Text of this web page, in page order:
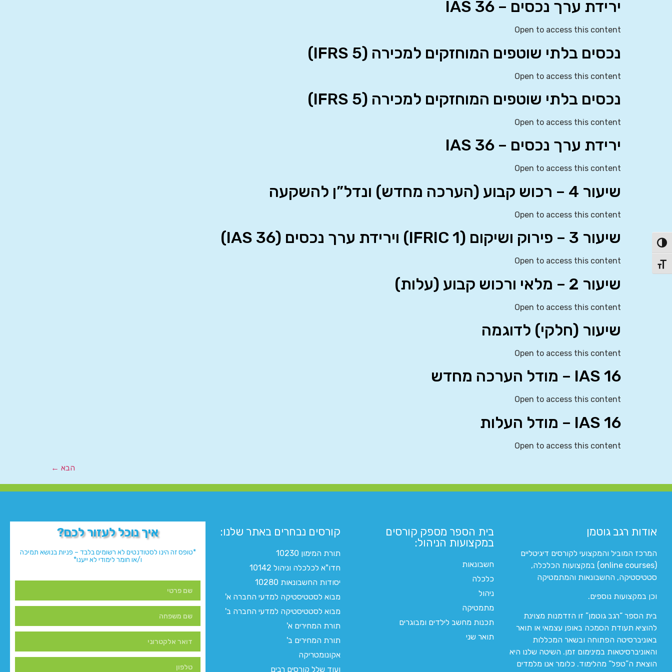
הפעל/כבה ניגודיות גבוהה
מתג גודל גופן
ירידת ערך נכסים – IAS 36
Open to access this content
נכסים בלתי שוטפים המוחזקים למכירה (IFRS 5)
Open to access this content
נכסים בלתי שוטפים המוחזקים למכירה (IFRS 5)
Open to access this content
ירידת ערך נכסים – IAS 36
Open to access this content
שיעור 4 – רכוש קבוע (הערכה מחדש) ונדל”ן להשקעה
Open to access this content
שיעור 3 – פירוק ושיקום (IFRIC 1) וירידת ערך נכסים (IAS 36)
Open to access this content
שיעור 2 – מלאי ורכוש קבוע (עלות)
Open to access this content
שיעור (חלקי) לדוגמה
Open to access this content
IAS 16 – מודל הערכה מחדש
Open to access this content
IAS 16 – מודל העלות
Open to access this content
הבא ←
אודות רגב גוטמן
המרכז המוביל והמקצועי לקורסים דיגיטליים
(online courses) במקצועות הכלכלה,
סטטיסטיקה, החשבונאות והמתמטיקה
וכן במקצועות נוספים.
בית הספר “רגב גוטמן” זו הזדמנות מצוינת
להוציא תעודת הסמכה באופן עצמאי או תואר
באוניברסיטה הפתוחה ובשאר המכללות
והאוניברסיטאות במינימום זמן. השיטה שלנו היא
הוצאת ה”טפל” מהלימוד. כלומר אנו מלמדים
בית הספר מספק קורסים
במקצועות הניהול:
חשבונאות
כלכלה
ניהול
מתמטיקה
תכנות מחשב לילדים ומבוגרים
תואר שני
קורסים נבחרים באתר שלנו:​
תורת המימון 10230
חדו"א לכלכלה וניהול 10142
יסודות החשבונאות 10280
מבוא לסטטיסטיקה למדעי החברה א'
מבוא לסטטיסטיקה למדעי החברה ב'
תורת המחירים א'
תורת המחירים ב'
אקונומטריקה
ועוד שלל קורסים רבים
איך נוכל לעזור לכם?
*טופס זה הינו לסטודנטים לא רשומים בלבד – פניות בנושא תמיכה
ו/או חומר לימודי לא ייענו*